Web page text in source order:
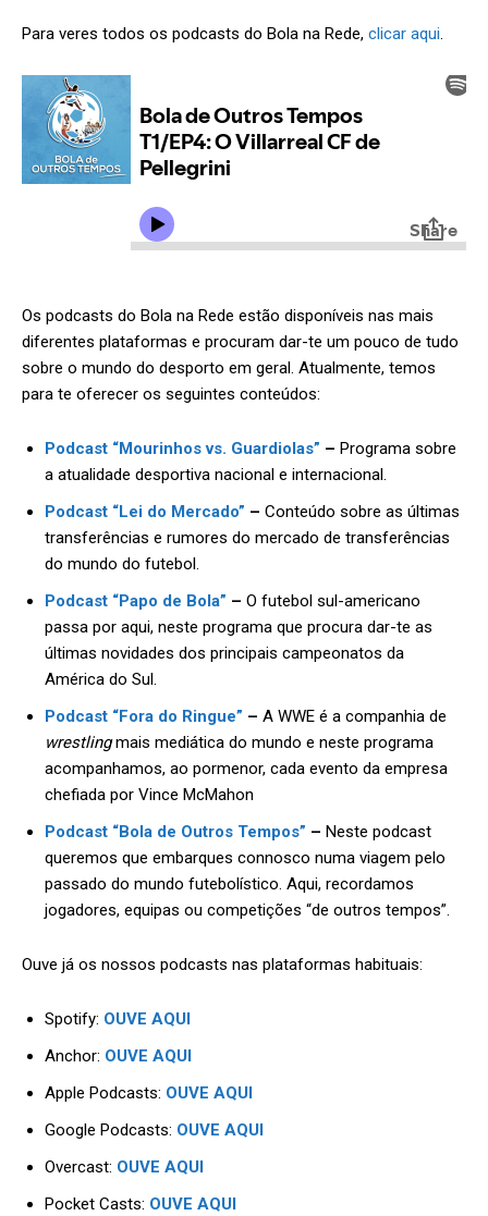
Para veres todos os podcasts do Bola na Rede, clicar aqui.
Os podcasts do Bola na Rede estão disponíveis nas mais
diferentes plataformas e procuram dar-te um pouco de tudo
sobre o mundo do desporto em geral. Atualmente, temos
para te oferecer os seguintes conteúdos:
Podcast “Mourinhos vs. Guardiolas” – Programa sobre
a atualidade desportiva nacional e internacional.
Podcast “Lei do Mercado” – Conteúdo sobre as últimas
transferências e rumores do mercado de transferências
do mundo do futebol.
Podcast “Papo de Bola” – O futebol sul-americano
passa por aqui, neste programa que procura dar-te as
últimas novidades dos principais campeonatos da
América do Sul.
Podcast “Fora do Ringue” – A WWE é a companhia de
wrestlingmais mediática do mundo e neste programa
acompanhamos, ao pormenor, cada evento da empresa
chefiada por Vince McMahon
Podcast “Bola de Outros Tempos” – Neste podcast
queremos que embarques connosco numa viagem pelo
passado do mundo futebolístico. Aqui, recordamos
jogadores, equipas ou competições “de outros tempos”.
Ouve já os nossos podcasts nas plataformas habituais:
Spotify: OUVE AQUI
Anchor: OUVE AQUI
Apple Podcasts: OUVE AQUI
Google Podcasts: OUVE AQUI
Overcast: OUVE AQUI
Pocket Casts: OUVE AQUI